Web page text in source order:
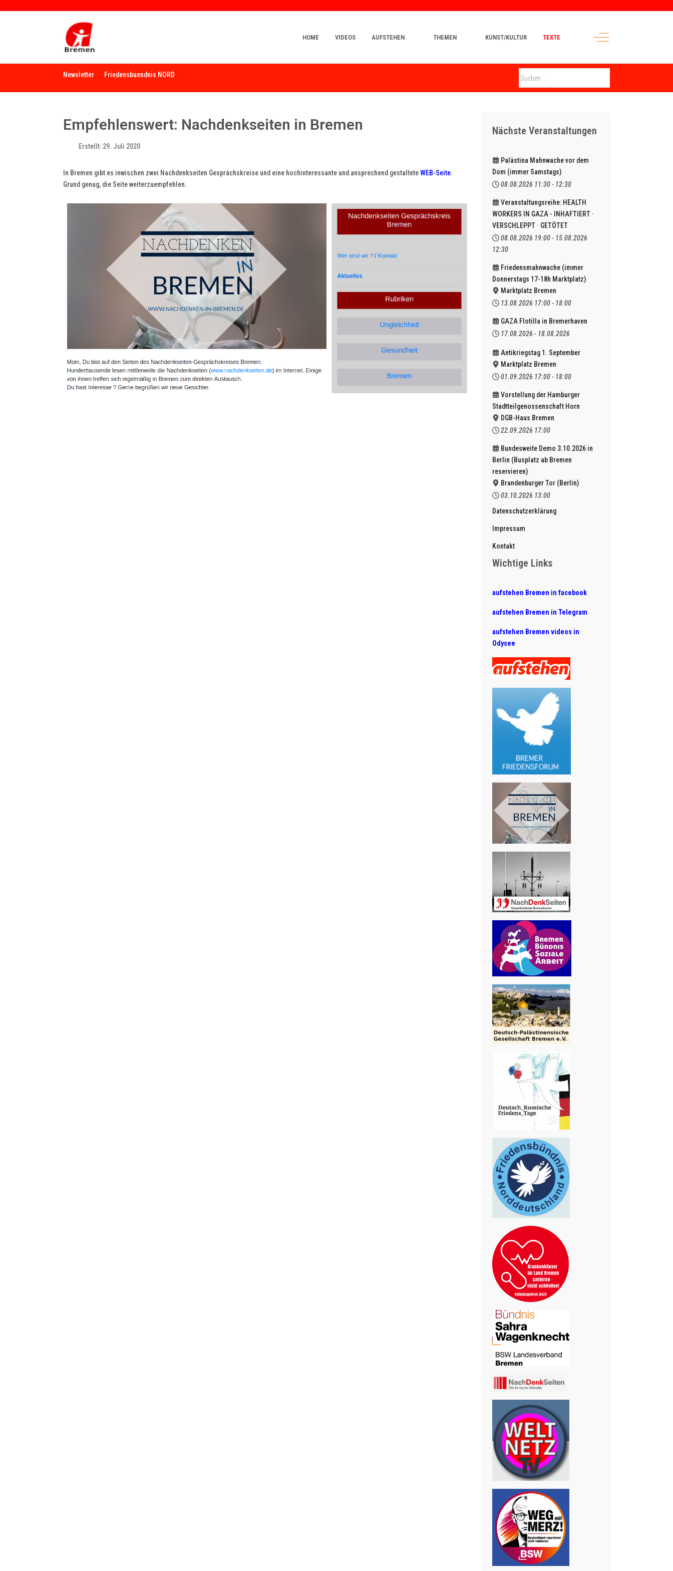
HOME VIDEOS AUFSTEHEN THEMEN KUNST/KULTUR TEXTE Off-Canvas Toggle
Newsletter Friedensbuendnis NORD
Empfehlenswert: Nachdenkseiten in Bremen
Erstellt: 29. Juli 2020
In Bremen gibt es inwischen zwei Nachdenkseiten Gesprächskreise und eine hochinteressante und ansprechend gestalteteWEB-Seite.
Grund genug, die Seite weiterzuempfehlen.
Nächste Veranstaltungen
Palästina Mahnwache vor dem
Dom (immer Samstags)
08.08.2026 11:30- 12:30
Veranstaltungsreihe: HEALTH
WORKERS IN GAZA - INHAFTIERT ·
VERSCHLEPPT · GETÖTET
08.08.2026 19:00- 15.08.2026
12:30
Friedensmahnwache (immer
Donnerstags 17-18h Marktplatz)
Marktplatz Bremen
13.08.2026 17:00- 18:00
GAZA Flotilla in Bremerhaven
17.08.2026 - 18.08.2026
Antikriegstag 1. September
Marktplatz Bremen
01.09.2026 17:00- 18:00
Vorstellung der Hamburger
Stadtteilgenossenschaft Horn
DGB-Haus Bremen
22.09.2026 17:00
Bundesweite Demo 3.10.2026 in
Berlin (Busplatz ab Bremen
reservieren)
Brandenburger Tor (Berlin)
03.10.2026 13:00
Datenschutzerklärung
Impressum
Kontakt
Wichtige Links
aufstehen Bremen in facebook
aufstehen Bremen in Telegram
aufstehen Bremen videos in
Odysee